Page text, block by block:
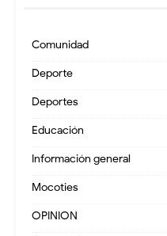
Comunidad
Deporte
Deportes
Educación
Información general
Mocoties
OPINION